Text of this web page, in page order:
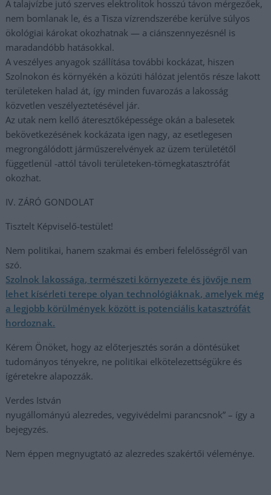
A talajvízbe jutó szerves elektrolitok hosszú távon mérgezőek,
nem bomlanak le, és a Tisza vízrendszerébe kerülve súlyos
ökológiai károkat okozhatnak — a ciánszennyezésnél is
maradandóbb hatásokkal.
A veszélyes anyagok szállítása további kockázat, hiszen
Szolnokon és környékén a közúti hálózat jelentős része lakott
területeken halad át, így minden fuvarozás a lakosság
közvetlen veszélyeztetésével jár.
Az utak nem kellő áteresztőképessége okán a balesetek
bekövetkezésének kockázata igen nagy, az esetlegesen
megrongálódott járműszerelvények az üzem területétől
függetlenül -attól távoli területeken-tömegkatasztrófát
okozhat.
IV. ZÁRÓ GONDOLAT
Tisztelt Képviselő-testület!
Nem politikai, hanem szakmai és emberi felelősségről van
szó.
Szolnok lakossága, természeti környezete és jövője nem
lehet kísérleti terepe olyan technológiáknak, amelyek még
a legjobb körülmények között is potenciális katasztrófát
hordoznak.
Kérem Önöket, hogy az előterjesztés során a döntésüket
tudományos tényekre, ne politikai elkötelezettségükre és
ígéretekre alapozzák.
Verdes István
nyugállományú alezredes, vegyivédelmi parancsnok” – így a
bejegyzés.
Nem éppen megnyugtató az alezredes szakértői véleménye.